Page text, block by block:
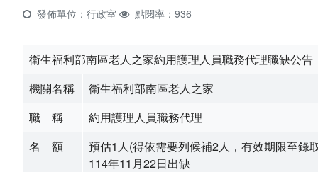
歷史沿革
院區大樓
創心園地
發佈單位：行政室 點閱率：936
衛生福利部南區老人之家約用護理人員職務代理職缺公告
機關名稱
衛生福利部南區老人之家
職 稱
約用護理人員職務代理
名 額
預估1人(得依需要列候補2人，有效期限至錄
114年11月22日出缺